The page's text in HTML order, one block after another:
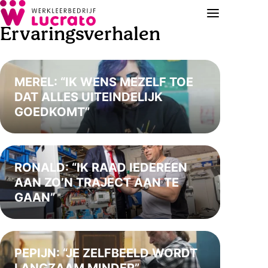
Ervaringsverhalen
MEREL: “IK WENS MEZELF TOE
DAT ALLES UITEINDELIJK
GOEDKOMT”
RONALD: “IK RAAD IEDEREEN
AAN ZO’N TRAJECT AAN TE
GAAN”
PEPIJN: “JE ZELFBEELD WORDT